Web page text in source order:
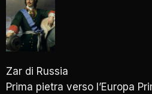
Zar di Russia
Prima pietra verso l’Europa